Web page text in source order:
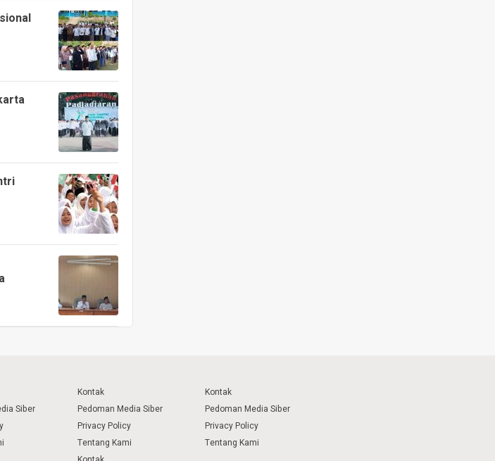
Siber
Kontak
Pedoman Media Siber
Privacy Policy
Tentang Kami
Kontak
Pedoman Media Siber
Privacy Policy
Tentang Kami